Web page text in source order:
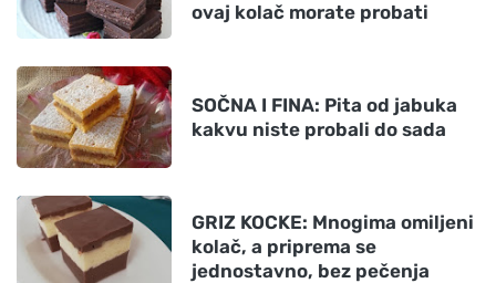
ovaj kolač morate probati
SOČNA I FINA: Pita od jabuka
kakvu niste probali do sada
GRIZ KOCKE: Mnogima omiljeni
kolač, a priprema se
jednostavno, bez pečenja